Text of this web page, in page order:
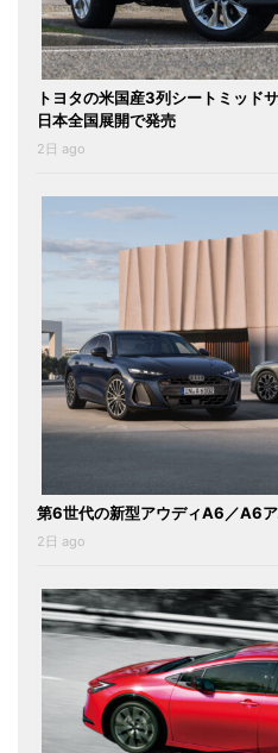
トヨタの米国産3列シートミッド
日本全国展開で発売
2日 ago
第6世代の新型アウディA6／A6
2日 ago